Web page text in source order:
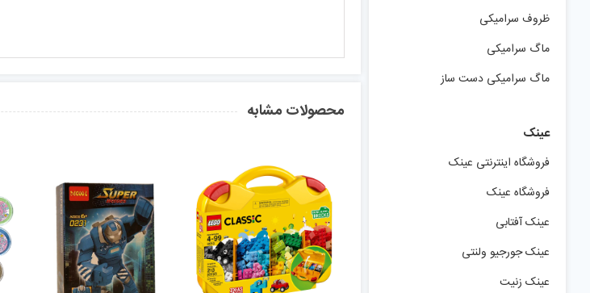
محصولات مشابه
ظروف سرامیکی
ماگ سرامیکی
ماگ سرامیکی دست ساز
عینک
فروشگاه اینترنتی عینک
فروشگاه عینک
عینک آفتابی
عینک جورجیو ولنتی
عینک زنیت